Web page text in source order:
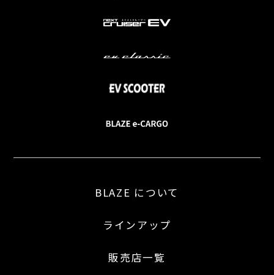
BLAZE について
ラインアップ
販売店一覧